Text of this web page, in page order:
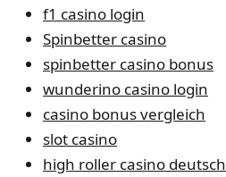
f1 casino login
Spinbetter casino
spinbetter casino bonus
wunderino casino login
casino bonus vergleich
slot casino
high roller casino deutsch